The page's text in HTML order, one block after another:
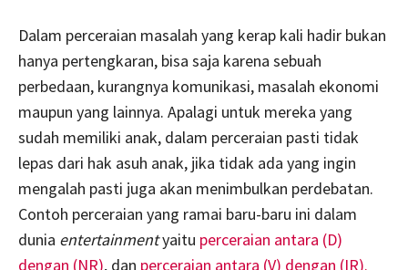
Dalam perceraian masalah yang kerap kali hadir bukan
hanya pertengkaran, bisa saja karena sebuah
perbedaan, kurangnya komunikasi, masalah ekonomi
maupun yang lainnya. Apalagi untuk mereka yang
sudah memiliki anak, dalam perceraian pasti tidak
lepas dari hak asuh anak, jika tidak ada yang ingin
mengalah pasti juga akan menimbulkan perdebatan.
Contoh perceraian yang ramai baru-baru ini dalam
dunia entertainmentyaitu perceraian antara (D)
dengan (NR), dan perceraian antara (V) dengan (IR).